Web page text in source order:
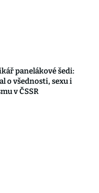
panelákové šedi:
o všednosti, sexu i
v ČSSR